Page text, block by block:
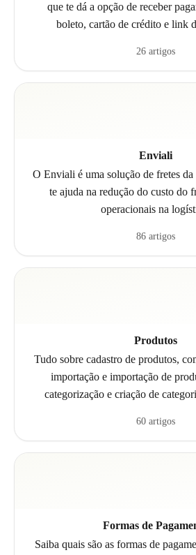
que te dá a opção de receber
boleto, cartão de crédito e link
26 artigos
Enviali
O Enviali é uma solução de fretes
te ajuda na redução do custo do
operacionais na
86 artigos
Produtos
Tudo sobre cadastro de produtos,
importação e importação de
categorização e criação de
60 artigos
Formas de
Saiba quais são as formas de